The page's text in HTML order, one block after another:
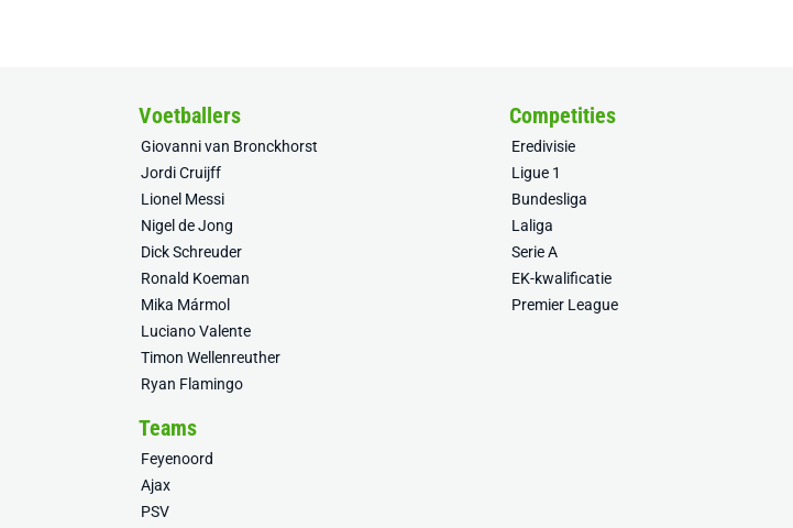
Voetballers
Giovanni van Bronckhorst
Jordi Cruijff
Lionel Messi
Nigel de Jong
Dick Schreuder
Ronald Koeman
Mika Mármol
Luciano Valente
Timon Wellenreuther
Ryan Flamingo
Competities
Eredivisie
Ligue 1
Bundesliga
Laliga
Serie A
EK-kwalificatie
Premier League
Teams
Feyenoord
Ajax
PSV